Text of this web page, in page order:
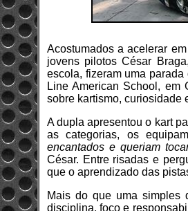
Acostumados a acelerar
jovens pilotos César
escola, fizeram uma
Line American School, em
sobre kartismo, curiosidade
A dupla apresentou o kart
as categorias, os
encantados e queriam
César. Entre risadas e
que o aprendizado das
Mais do que uma simples
disciplina, foco e